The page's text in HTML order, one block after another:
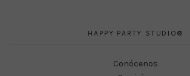
HAPPY PARTY STUDIO®
Conócenos